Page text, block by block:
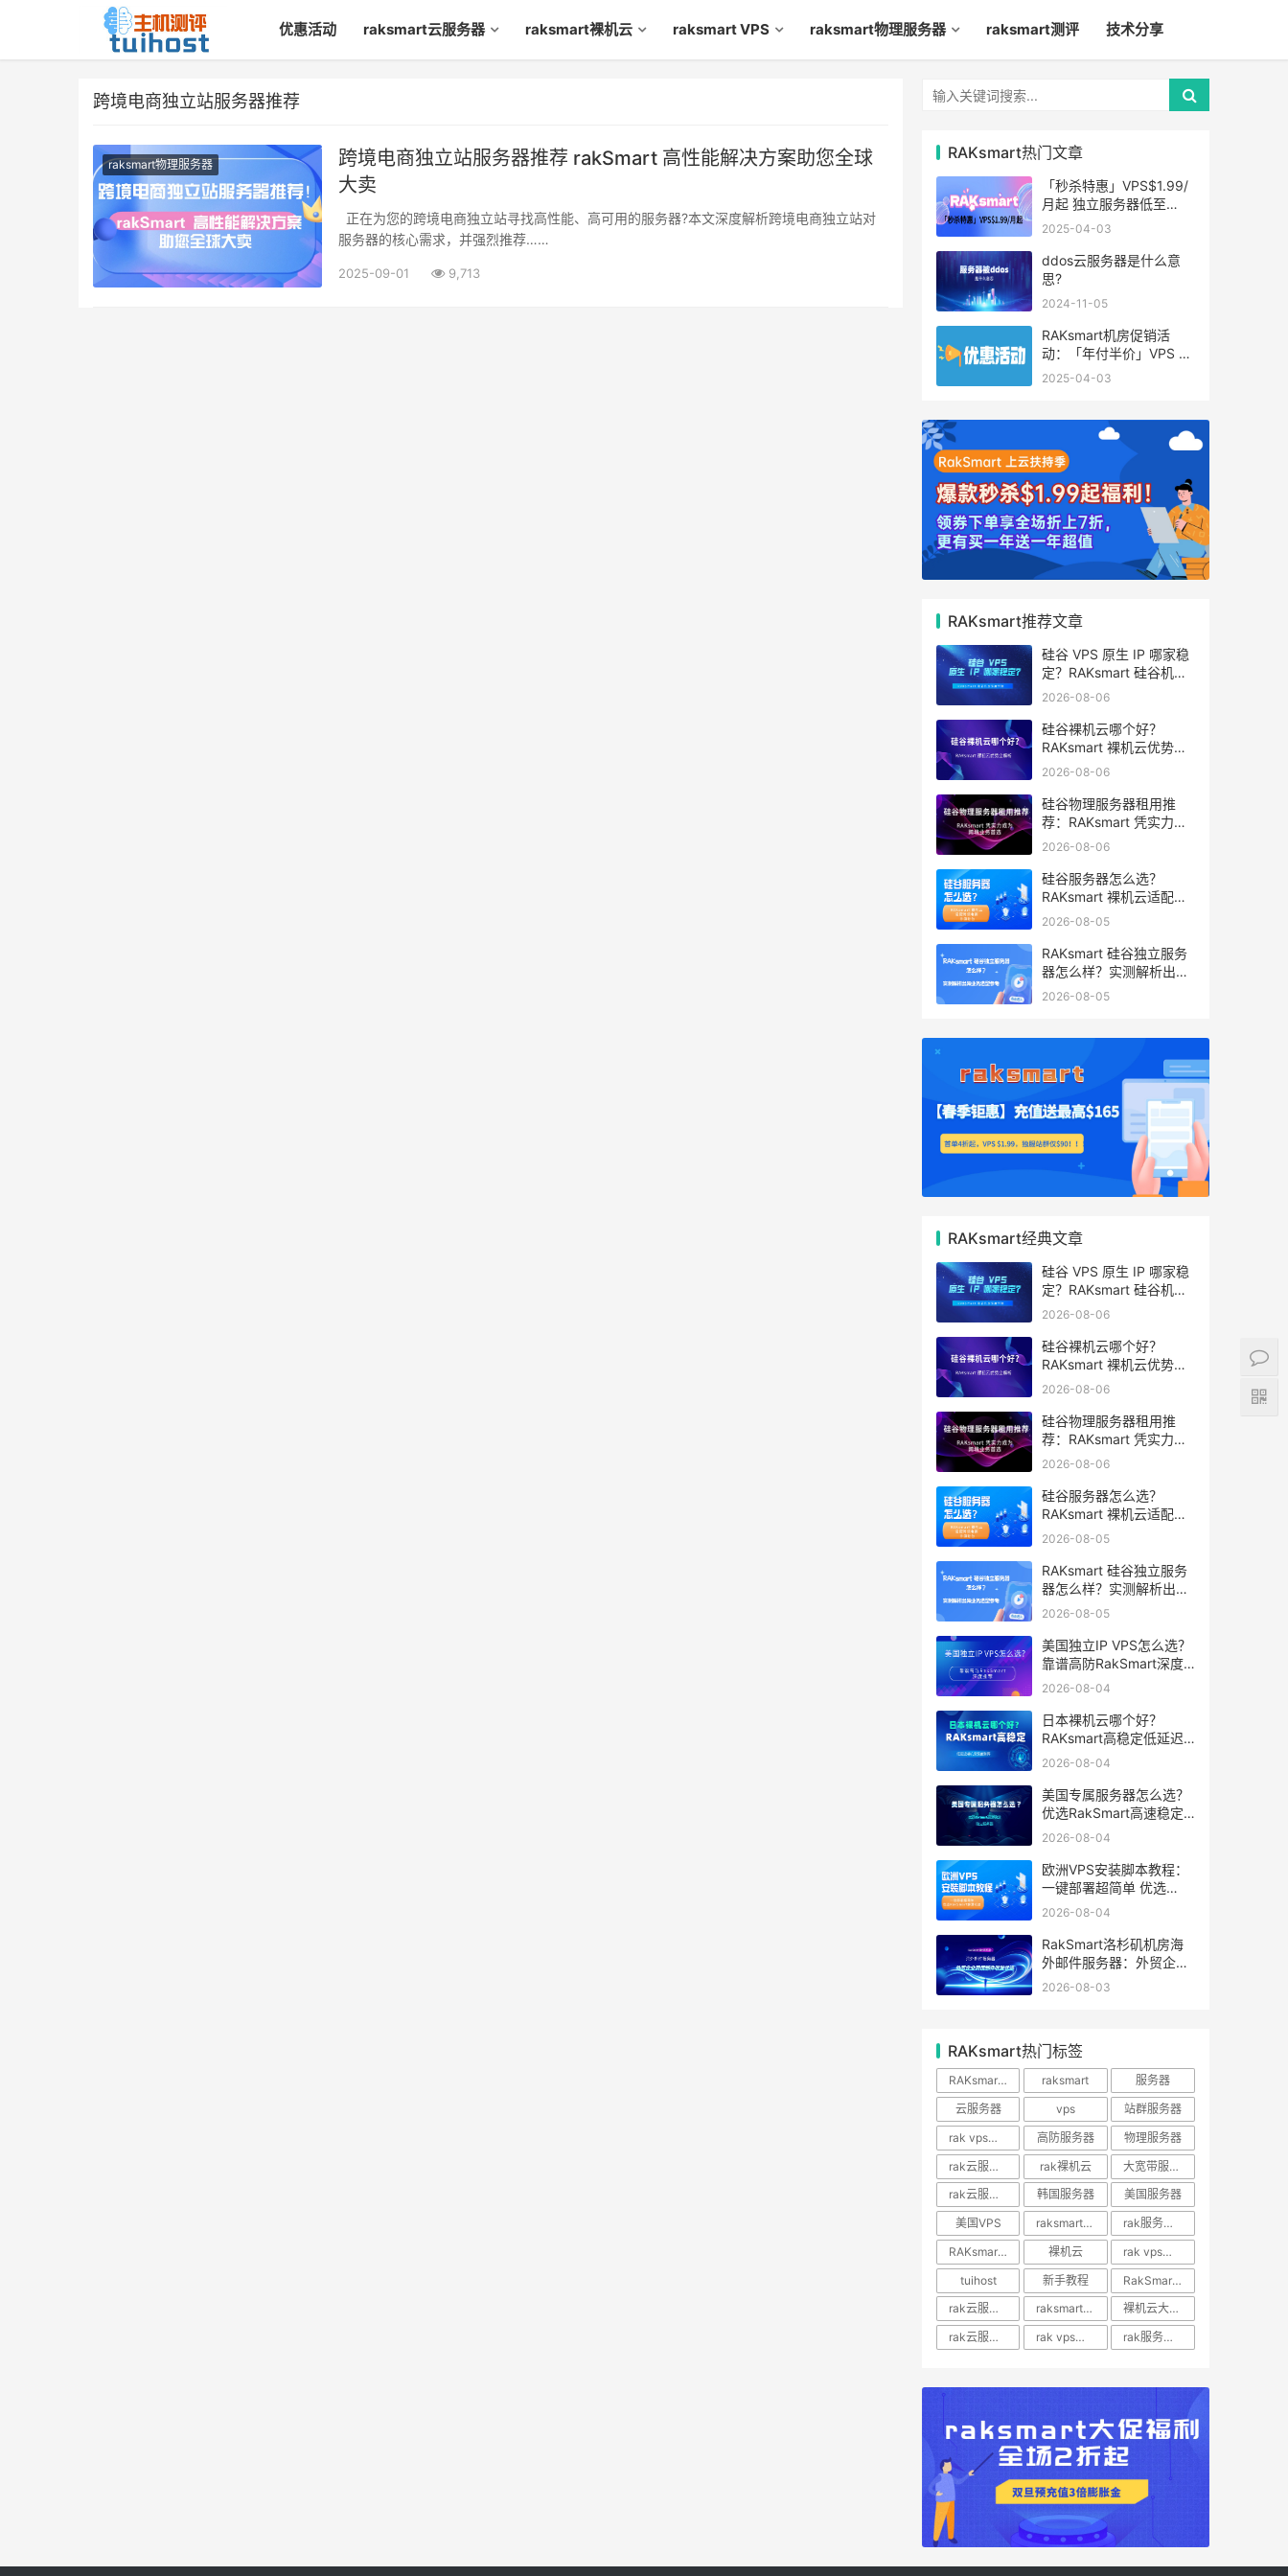
优惠活动 raksmart云服务器 raksmart裸机云 raksmart VPS raksmart物理服务器 raksmart测评 技术分享
跨境电商独立站服务器推荐
raksmart物理服务器
跨境电商独立站服务器推荐 rakSmart 高性能解决方案助您全球
大卖
正在为您的跨境电商独立站寻找高性能、高可用的服务器?本文深度解析跨境电商独立站对
服务器的核心需求，并强烈推荐……
2025-09-01 9,713
RAKsmart热门文章
「秒杀特惠」VPS$1.99/
月起 独立服务器低至
$49/月起
2025-04-03
ddos云服务器是什么意
思?
2024-11-05
RAKsmart机房促销活
动：「年付半价」VPS 云
服务器仅$19.6/年起
2025-04-03
RAKsmart推荐文章
硅谷 VPS 原生 IP 哪家稳
定？RAKsmart 硅谷机房
深度评测
2026-08-06
硅谷裸机云哪个好？
RAKsmart 裸机云优势全
解析
2026-08-06
硅谷物理服务器租用推
荐：RAKsmart 凭实力成
为跨境业务首选
2026-08-06
硅谷服务器怎么选？
RAKsmart 裸机云适配跨
境电商 手游后台
2026-08-05
RAKsmart 硅谷独立服务
器怎么样？实测解析出海
业务选型参考
2026-08-05
RAKsmart经典文章
硅谷 VPS 原生 IP 哪家稳
定？RAKsmart 硅谷机房
深度评测
2026-08-06
硅谷裸机云哪个好？
RAKsmart 裸机云优势全
解析
2026-08-06
硅谷物理服务器租用推
荐：RAKsmart 凭实力成
为跨境业务首选
2026-08-06
硅谷服务器怎么选？
RAKsmart 裸机云适配跨
境电商 手游后台
2026-08-05
RAKsmart 硅谷独立服务
器怎么样？实测解析出海
业务选型参考
2026-08-05
美国独立IP VPS怎么选？
靠谱高防RakSmart深度
推荐
2026-08-04
日本裸机云哪个好？
RAKsmart高稳定低延迟
裸机云深度测评
2026-08-04
美国专属服务器怎么选？
优选RakSmart高速稳定
独立服务器
2026-08-04
欧洲VPS安装脚本教程：
一键部署超简单 优选
RakSmart欧洲机房
2026-08-04
RakSmart洛杉矶机房海
外邮件服务器：外贸企业
跨境邮件收发优选
2026-08-03
RAKsmart热门标签
RAKsmart服务器 raksmart
服务器
云服务器
vps
站群服务器
rak vps优惠
高防服务器
物理服务器
rak云服务器推荐
rak裸机云
大宽带服务器
rak云服务器优惠
韩国服务器
美国服务器
美国VPS
raksmart裸机云
rak服务器评测
RAKsmart服务器评测
裸机云
rak vps价格
tuihost
新手教程
RakSmart美国VPS
rak云服务器价格
raksmart美国云服务器
裸机云大宽带服务器
rak云服务器评测
rak vps评测 rak服务器优惠